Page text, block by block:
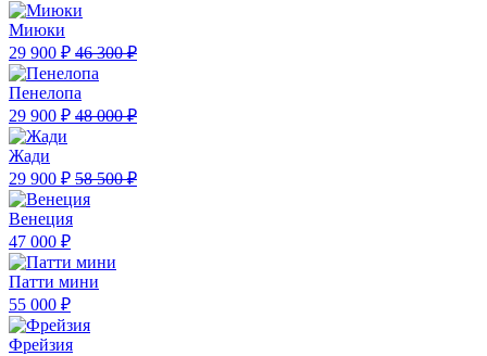
Миюки
29 900 ₽ 46 300 ₽
Пенелопа
29 900 ₽ 48 000 ₽
Жади
29 900 ₽ 58 500 ₽
Венеция
47 000 ₽
Патти мини
55 000 ₽
Фрейзия